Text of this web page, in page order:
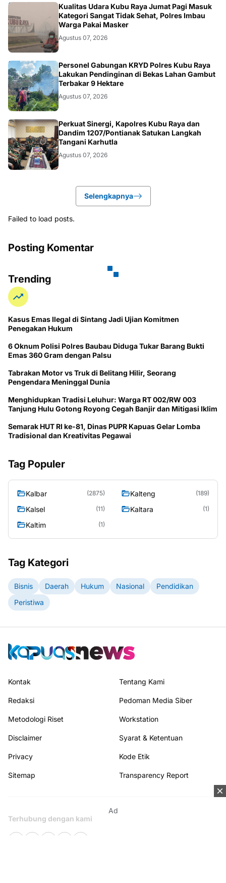
KALBAR
Kualitas Udara Kubu Raya Jumat Pagi Masuk
Kategori Sangat Tidak Sehat, Polres Imbau
Warga Pakai Masker
Agustus 07, 2026
KALBAR
Personel Gabungan KRYD Polres Kubu Raya
Lakukan Pendinginan di Bekas Lahan Gambut
Terbakar 9 Hektare
Agustus 07, 2026
KALBAR
Perkuat Sinergi, Kapolres Kubu Raya dan
Dandim 1207/Pontianak Satukan Langkah
Tangani Karhutla
Agustus 07, 2026
Selengkapnya
Failed to load posts.
Posting Komentar
Trending
Kasus Emas Ilegal di Sintang Jadi Ujian Komitmen
Penegakan Hukum
6 Oknum Polisi Polres Baubau Diduga Tukar Barang Bukti
Emas 360 Gram dengan Palsu
Tabrakan Motor vs Truk di Belitang Hilir, Seorang
Pengendara Meninggal Dunia
Menghidupkan Tradisi Leluhur: Warga RT 002/RW 003
Tanjung Hulu Gotong Royong Cegah Banjir dan Mitigasi Iklim
Semarak HUT RI ke-81, Dinas PUPR Kapuas Gelar Lomba
Tradisional dan Kreativitas Pegawai
Tag Populer
Kalbar (2875) Kalteng (189)
Kalsel (11) Kaltara (1)
Kaltim (1)
Tag Kategori
Bisnis Daerah Hukum Nasional
Pendidikan
Peristiwa
Ad
Kontak Tentang Kami
Redaksi Pedoman Media Siber
Metodologi Riset Workstation
Disclaimer Syarat & Ketentuan
Privacy Kode Etik
Sitemap Transparency Report
Terhubung dengan kami